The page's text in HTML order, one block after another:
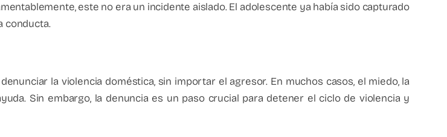
este no era un incidente aislado. El adolescente ya había sido capturado
conducta.
la violencia doméstica, sin importar el agresor. En muchos casos, el miedo, la
Sin embargo, la denuncia es un paso crucial para detener el ciclo de violencia y